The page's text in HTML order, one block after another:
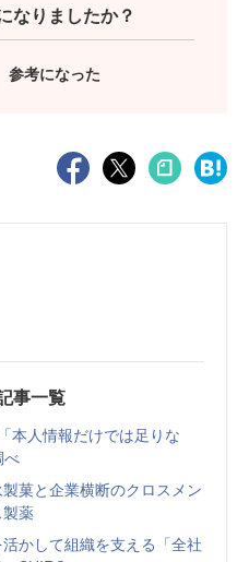
なりましたか？
参考になった
事一覧
本人情報だけでは足りな
べ
菓と企業横断のクロスメン
薬
かして組織を支える「全社